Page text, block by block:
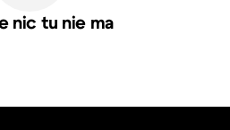
nic tu nie ma